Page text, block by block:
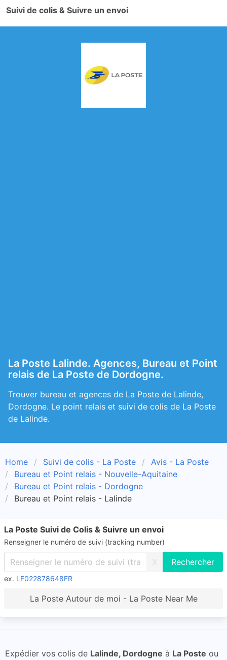
Suivi de colis & Suivre un envoi
La Poste Lalinde. Agences, Bureau et Point
relais de La Poste de Dordogne.
Trouver bureau et agences de La Poste de Lalinde,
Dordogne. Le point relais et suivi de colis de La Poste
de Lalinde.
Home Suivi de colis - La Poste
Avis - La Poste
Bureau et Point relais - Nouvelle-Aquitaine
Bureau et Point relais - Dordogne
Bureau et Point relais - Lalinde
La Poste Suivi de Colis & Suivre un envoi
Renseigner le numéro de suivi (tracking number)
X
ex. LF022878648FR
La Poste Autour de moi - La Poste Near Me
Expédier vos colis de Lalinde, Dordogne à La Poste ou